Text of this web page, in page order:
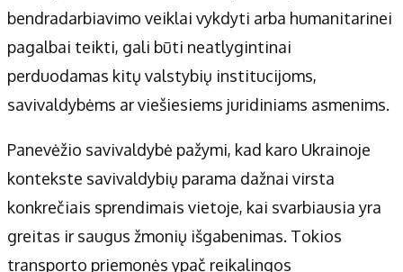
bendradarbiavimo veiklai vykdyti arba humanitarinei
pagalbai teikti, gali būti neatlygintinai
perduodamas kitų valstybių institucijoms,
savivaldybėms ar viešiesiems juridiniams asmenims.
Panevėžio savivaldybė pažymi, kad karo Ukrainoje
kontekste savivaldybių parama dažnai virsta
konkrečiais sprendimais vietoje, kai svarbiausia yra
greitas ir saugus žmonių išgabenimas. Tokios
transporto priemonės ypač reikalingos